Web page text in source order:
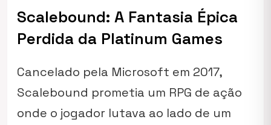
Scalebound: A Fantasia Épica
Perdida da Platinum Games
Cancelado pela Microsoft em 2017,
Scalebound prometia um RPG de ação
onde o jogador lutava ao lado de um